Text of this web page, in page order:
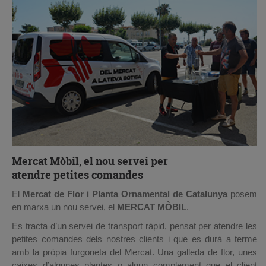
l’impuls definitiu per a la consolidació del moviment Viles
Florides.
Les exèquies tindran lloc demà diumenge 11 d’agost a les
10.30h al Tanatori de Can Ruti (Badalona).
Descansi en Pau.
Mercat Mòbil, el nou servei per
atendre petites comandes
El Mercat de Flor i Planta Ornamental de Catalunya posem
en marxa un nou servei, el MERCAT MÒBIL.
Es tracta d’un servei de transport ràpid, pensat per atendre les
petites comandes dels nostres clients i que es durà a terme
amb la pròpia furgoneta del Mercat. Una galleda de flor, unes